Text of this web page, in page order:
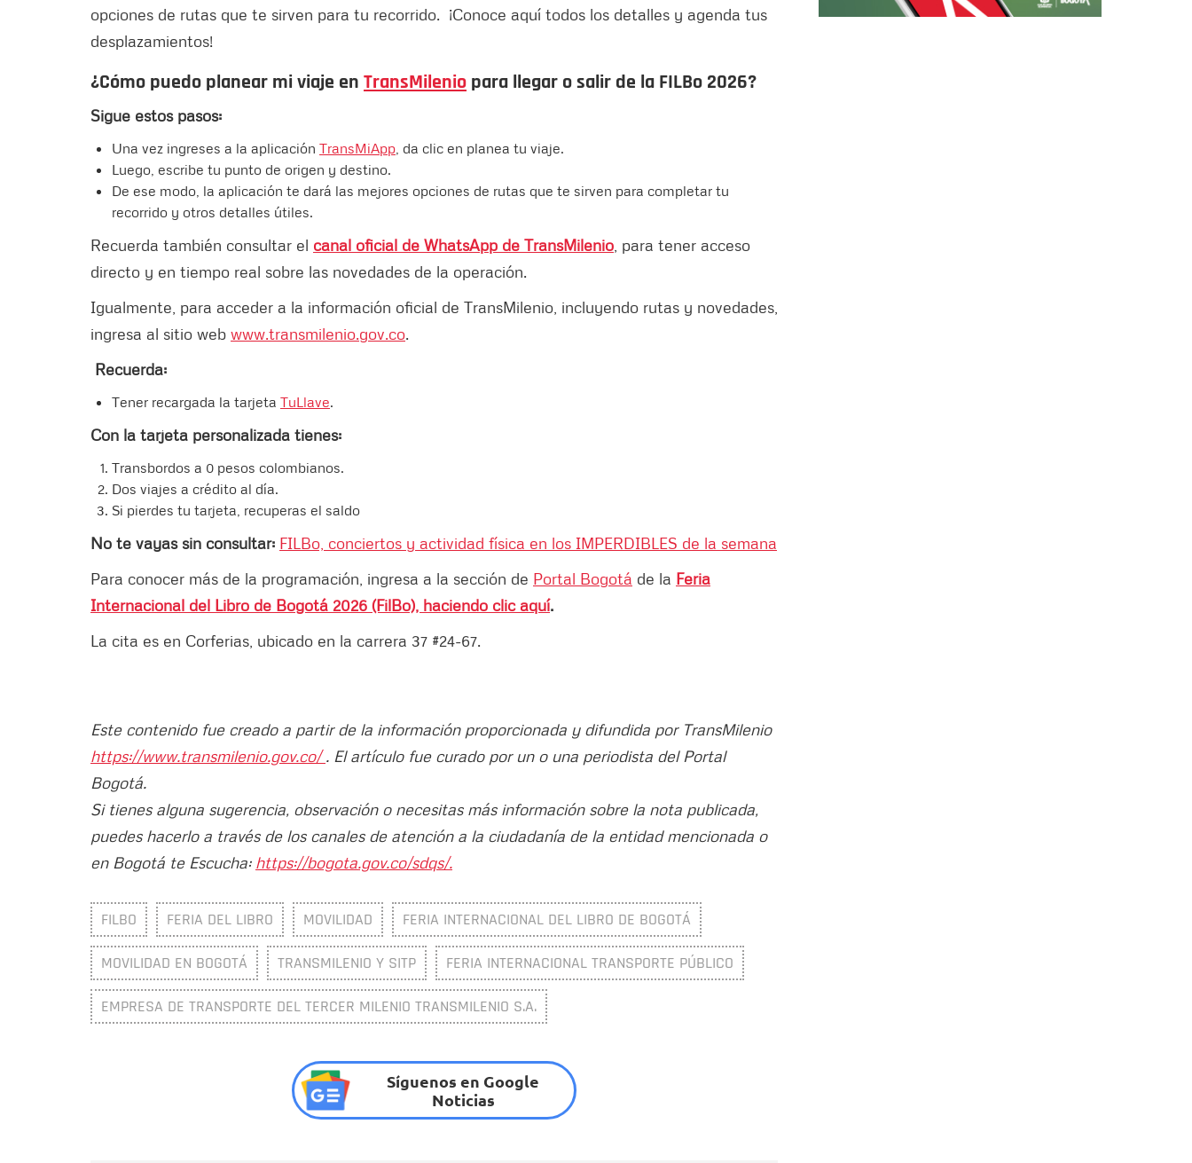
opciones de rutas que te sirven para tu recorrido. ¡Conoce aquí todos los detalles y agenda tus
desplazamientos!
¿Cómo puedo planear mi viaje en TransMilenio para llegar o salir de la FILBo 2026?
Sigue estos pasos:
Una vez ingreses a la aplicación TransMiApp , da clic en planea tu viaje.
Luego, escribe tu punto de origen y destino.
De ese modo, la aplicación te dará las mejores opciones de rutas que te sirven para completar tu
recorrido y otros detalles útiles.
Recuerda también consultar el canal oficial de WhatsApp de TransMilenio , para tener acceso
directo y en tiempo real sobre las novedades de la operación.
Igualmente, para acceder a la información oficial de TransMilenio, incluyendo rutas y novedades,
ingresa al sitio web www.transmilenio.gov.co.
Recuerda:
Tener recargada la tarjeta TuLlave.
Con la tarjeta personalizada tienes:
Transbordos a 0 pesos colombianos.
Dos viajes a crédito al día.
Si pierdes tu tarjeta, recuperas el saldo
No te vayas sin consultar: FILBo, conciertos y actividad física en los IMPERDIBLES de la semana
Para conocer más de la programación, ingresa a la sección de Portal Bogotá de la Feria
Internacional del Libro de Bogotá 2026 (FilBo), haciendo clic aquí.
La cita es en Corferias, ubicado en la carrera 37 #24-67.
Este contenido fue creado a partir de la información proporcionada y difundida por TransMilenio
https://www.transmilenio.gov.co/. El artículo fue curado por un o una periodista del Portal
Bogotá.
Si tienes alguna sugerencia, observación o necesitas más información sobre la nota publicada,
puedes hacerlo a través de los canales de atención a la ciudadanía de la entidad mencionada o
en Bogotá te Escucha: https://bogota.gov.co/sdqs/.
FILBO FERIA DEL LIBRO MOVILIDAD FERIA INTERNACIONAL DEL LIBRO DE BOGOTÁ
MOVILIDAD EN BOGOTÁ TRANSMILENIO Y SITP FERIA INTERNACIONAL TRANSPORTE PÚBLICO
EMPRESA DE TRANSPORTE DEL TERCER MILENIO TRANSMILENIO S.A.
Síguenos en Google
Noticias